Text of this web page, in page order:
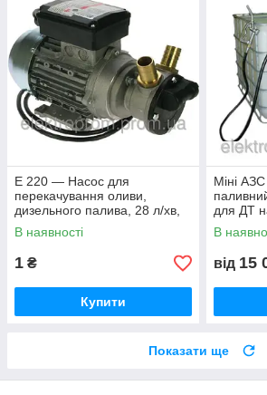
E 220 — Насос для
перекачування оливи,
дизельного палива, 28 л/хв,
220 В
В наявності
1 ₴
Купити
Міні
для ДТ
1000
В
від 15
Показати ще